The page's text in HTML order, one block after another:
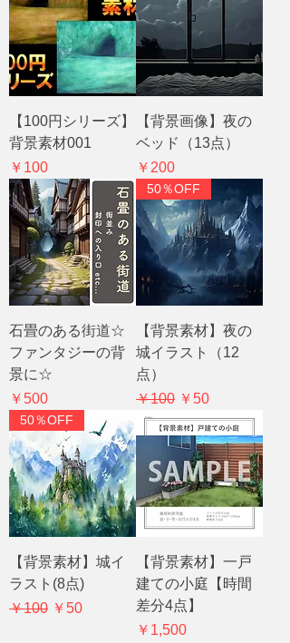
【100円シリーズ】
背景素材001
価格
￥100
【背景画像】夜の
ベッド（13点）
価格
￥200
石畳のある街道☆
ファンタジーの背
景に☆
価格
￥500
50％OFF
【背景素材】夜の
城イラスト（12
点）
通常価格
￥100 セール価格
￥50
50％OFF
【背景素材】城イ
ラスト(8点)
通常価格
￥100 セール価格
￥50
【背景素材】一戸
建ての小庭【時間
差分4点】
価格
￥1,500